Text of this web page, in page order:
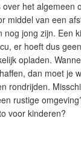
het algemeen
middel van een
nog jong zijn. Een
er hoeft dus
opladen.
dan moet je
rondrijden.
rustige
voor kinderen?